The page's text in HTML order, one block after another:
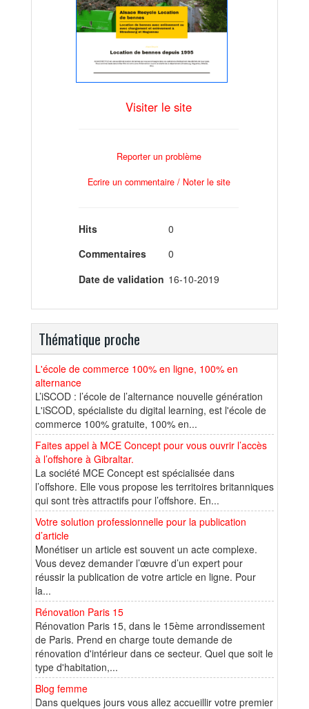
Visiter le site
Reporter un problème
Ecrire un commentaire / Noter le site
Hits
0
Commentaires
0
Date de validation 16-10-2019
Thématique proche
L'école de commerce 100% en ligne, 100% en
alternance
L’iSCOD : l’école de l’alternance nouvelle génération
L'iSCOD, spécialiste du digital learning, est l'école de
commerce 100% gratuite, 100% en...
Faites appel à MCE Concept pour vous ouvrir l’accès
à l’offshore à Gibraltar.
La société MCE Concept est spécialisée dans
l’offshore. Elle vous propose les territoires britanniques
qui sont très attractifs pour l’offshore. En...
Votre solution professionnelle pour la publication
d’article
Monétiser un article est souvent un acte complexe.
Vous devez demander l’œuvre d’un expert pour
réussir la publication de votre article en ligne. Pour
la...
Rénovation Paris 15
Rénovation Paris 15, dans le 15ème arrondissement
de Paris. Prend en charge toute demande de
rénovation d'intérieur dans ce secteur. Quel que soit le
type d'habitation,...
Blog femme
Dans quelques jours vous allez accueillir votre premier